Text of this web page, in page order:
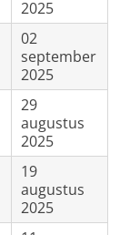
2025
02
september
2025
29
augustus
2025
19
augustus
2025